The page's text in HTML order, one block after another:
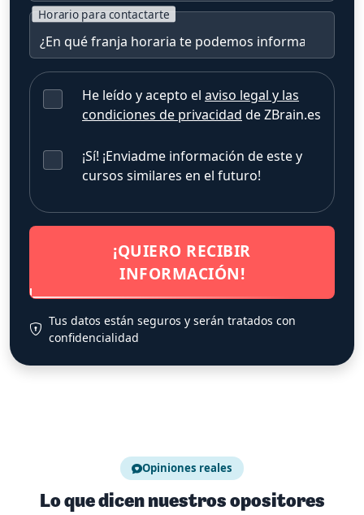
Horario para contactarte
He leído y acepto el aviso legal y las
condiciones de privacidad de ZBrain.es
¡Sí! ¡Enviadme información de este y
cursos similares en el futuro!
¡QUIERO RECIBIR
INFORMACIÓN!
Tus datos están seguros y serán tratados con
confidencialidad
Opiniones reales
Lo que dicen nuestros opositores